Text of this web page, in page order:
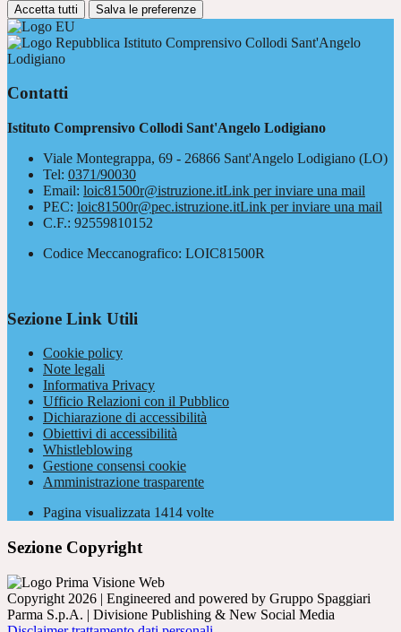
Accetta tutti Salva le preferenze
Istituto Comprensivo Collodi Sant'Angelo
Lodigiano
Contatti
Istituto Comprensivo Collodi Sant'Angelo Lodigiano
Viale Montegrappa, 69 - 26866 Sant'Angelo Lodigiano (LO)
Tel: 0371/90030
Email: loic81500r@istruzione.itLink per inviare una mail
PEC: loic81500r@pec.istruzione.itLink per inviare una mail
C.F.: 92559810152
Codice Meccanografico: LOIC81500R
Sezione Link Utili
Cookie policy
Note legali
Informativa Privacy
Ufficio Relazioni con il Pubblico
Dichiarazione di accessibilità
Obiettivi di accessibilità
Whistleblowing
Gestione consensi cookie
Amministrazione trasparente
Pagina visualizzata 1414 volte
Sezione Copyright
Copyright 2026 | Engineered and powered by Gruppo Spaggiari
Parma S.p.A. | Divisione Publishing & New Social Media